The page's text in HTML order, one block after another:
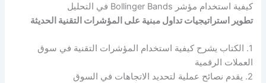
كيفية استخدام مؤشر Bollinger Bands في التحليل
تطوير استراتيجيات تداول مبنية على المؤشرات التقنية الحديثة
1. الكتاب يشرح كيفية استخدام المؤشرات التقنية في سوق
العملات الرقمية
2. يقدم نصائح عملية لتحديد الاتجاهات في السوق